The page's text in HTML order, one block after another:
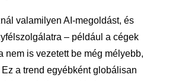
valamilyen AI-megoldást, és
– például a cégek
is vezetett be még mélyebb,
a trend egyébként globálisan